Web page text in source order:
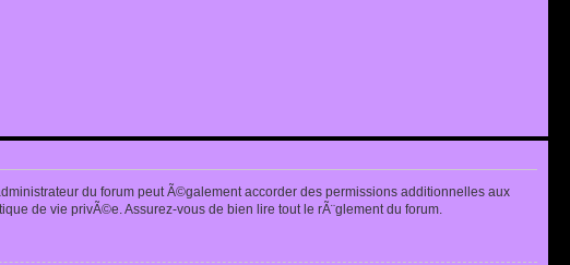
du forum peut Ã©galement accorder des permissions additionnelles aux
de vie privÃ©e. Assurez-vous de bien lire tout le rÃ¨glement du forum.